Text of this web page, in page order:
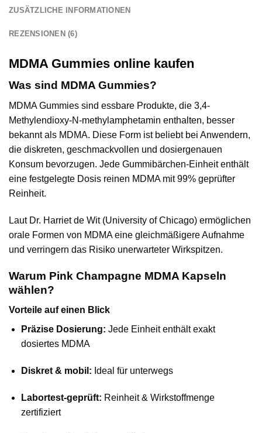
ZUSÄTZLICHE INFORMATIONEN
REZENSIONEN (6)
MDMA Gummies online kaufen
Was sind MDMA Gummies?
MDMA Gummies sind essbare Produkte, die 3,4-
Methylendioxy-N-methylamphetamin enthalten, besser
bekannt als MDMA. Diese Form ist beliebt bei Anwendern,
die diskreten, geschmackvollen und dosiergenauen
Konsum bevorzugen. Jede Gummibärchen-Einheit enthält
eine festgelegte Dosis reinen MDMA mit 99% geprüfter
Reinheit.
Laut Dr. Harriet de Wit (University of Chicago) ermöglichen
orale Formen von MDMA eine gleichmäßigere Aufnahme
und verringern das Risiko unerwarteter Wirkspitzen.
Warum Pink Champagne MDMA Kapseln
wählen?
Vorteile auf einen Blick
Präzise Dosierung: Jede Einheit enthält exakt
dosiertes MDMA
Diskret & mobil: Ideal für unterwegs
Labortest-geprüft: Reinheit & Wirkstoffmenge
zertifiziert